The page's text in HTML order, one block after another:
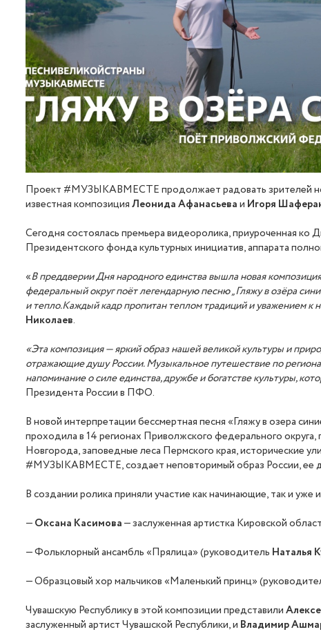
Проект #МУЗЫКАВМЕСТЕ продолжает радовать зрителей
известная композицияЛеонида Афанасьеваи Игоря
Сегодня состоялась премьера видеоролика, приуроченная
Президентского фонда культурных инициатив, аппарата
«В преддверии Дня народного единства вышла новая
федеральный округ поёт легендарную песню „Гляжу в озёра
и тепло.Каждый кадр пропитан теплом традиций и уважением к
Николаев.
«Эта композиция — яркий образ нашей великой культуры и
отражающие душу России. Музыкальное путешествие по
напоминание о силе единства, дружбе и богатстве культуры,
Президента России в ПФО.
В новой интерпретации бессмертная песня «Гляжу в озера
проходила в 14 регионах Приволжского федерального
Новгорода, заповедные леса Пермского края, исторические
#МУЗЫКАВМЕСТЕ, создает неповторимый образ России, ее
В создании ролика приняли участие как начинающие, так и уже
—Оксана Касимова— заслуженная артистка Кировской
— Фольклорный ансамбль «Прялица» (руководитель Наталья
— Образцовый хор мальчиков «Маленький принц»
Чувашскую Республику в этой композиции представили
заслуженный артист Чувашской Республики, и Владимир